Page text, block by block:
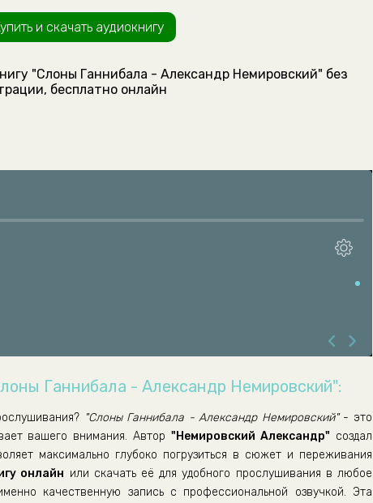
и скачать аудиокнигу
"Слоны Ганнибала - Александр Немировский" без
бесплатно онлайн
Ганнибала - Александр Немировский":
"Слоны Ганнибала - Александр Немировский"- это
вашего внимания. Автор"Немировский Александр" создал
максимально глубоко погрузиться в сюжет и переживания
онлайн или скачать её для удобного прослушивания в любое
качественную запись с профессиональной озвучкой. Эта